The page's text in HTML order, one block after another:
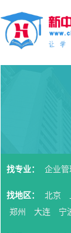
找专业： 企业管
找地区： 北京
郑州
大连 宁